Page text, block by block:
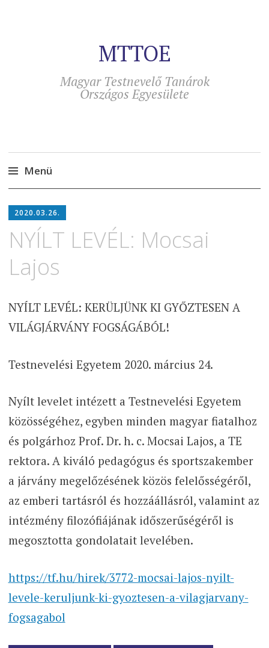
MTTOE
Magyar Testnevelő Tanárok
Országos Egyesülete
Menü
tartalomra
2020.03.26.
NYÍLT LEVÉL: Mocsai
Lajos
NYÍLT LEVÉL: KERÜLJÜNK KI GYŐZTESEN A
VILÁGJÁRVÁNY FOGSÁGÁBÓL!
Testnevelési Egyetem 2020. március 24.
Nyílt levelet intézett a Testnevelési Egyetem
közösségéhez, egyben minden magyar fiatalhoz
és polgárhoz Prof. Dr. h. c. Mocsai Lajos, a TE
rektora. A kiváló pedagógus és sportszakember
a járvány megelőzésének közös felelősségéről,
az emberi tartásról és hozzáállásról, valamint az
intézmény filozófiájának időszerűségéről is
megosztotta gondolatait levelében.
https://tf.hu/hirek/3772-mocsai-lajos-nyilt-
levele-keruljunk-ki-gyoztesen-a-vilagjarvany-
fogsagabol